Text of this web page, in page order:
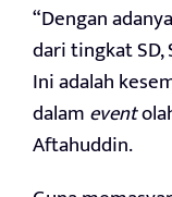
“Dengan
dari tingkat
Ini adalah
dalamevent
Aftahuddin.